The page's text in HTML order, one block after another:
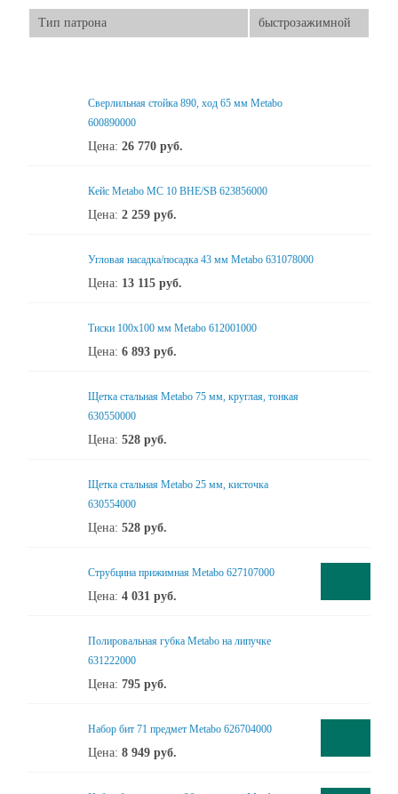
Тип патрона быстрозажимной
Свеpлильная стойка 890, ход 65 мм Metabo
600890000
Цена: 26 770 руб.
Кейс Metabo MC 10 BHE/SB 623856000
Цена: 2 259 руб.
Угловая насадка/посадка 43 мм Metabo 631078000
Цена: 13 115 руб.
Тиски 100х100 мм Metabo 612001000
Цена: 6 893 руб.
Щетка стальная Metabo 75 мм, круглая, тонкая
630550000
Цена: 528 руб.
Щетка стальная Metabo 25 мм, кисточка
630554000
Цена: 528 руб.
Cтрубцина прижимная Metabo 627107000
Цена: 4 031 руб.
Полировальная губка Metabo на липучке
631222000
Цена: 795 руб.
Набор бит 71 предмет Metabo 626704000
Цена: 8 949 руб.